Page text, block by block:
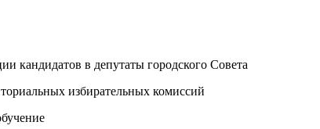
кандидатов в депутаты городского Совета
избирательных комиссий